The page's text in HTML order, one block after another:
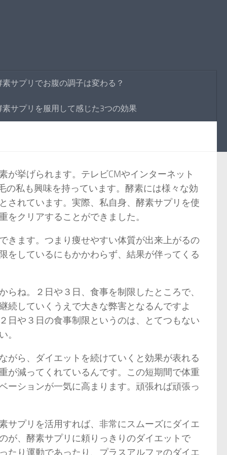
素サプリでお腹の調子は変わる？
素サプリを服用して感じた3つの効果
が挙げられます。テレビCMやインターネット
の私も興味を持っています。酵素には様々な効
されています。実際、私自身、酵素サプリを使
クリアすることができました。
きます。つまり痩せやすい体質が出来上がるの
をしているにもかかわらず、結果が伴ってくる
ね。２日や３日、食事を制限したところで、
続していくうえで大きな弊害となるんですよ
日や３日の食事制限というのは、とてつもない
。
がら、ダイエットを続けていくと効果が表れる
が減ってくれているんです。この短期間で体重
ーションが一気に高まります。頑張れば頑張っ
サプリを活用すれば、非常にスムーズにダイエ
が、酵素サプリに頼りっきりのダイエットで
たり運動であったり、プラスアルファのダイエ